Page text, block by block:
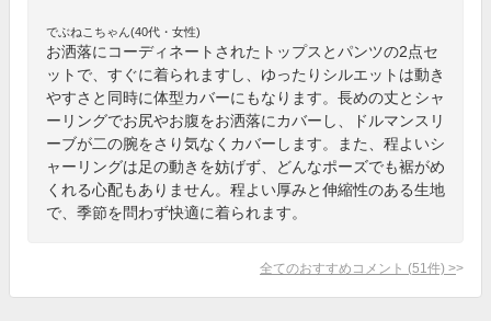
でぶねこちゃん(40代・女性)
お洒落にコーディネートされたトップスとパンツの2点セ
ットで、すぐに着られますし、ゆったりシルエットは動き
やすさと同時に体型カバーにもなります。長めの丈とシャ
ーリングでお尻やお腹をお洒落にカバーし、ドルマンスリ
ーブが二の腕をさり気なくカバーします。また、程よいシ
ャーリングは足の動きを妨げず、どんなポーズでも裾がめ
くれる心配もありません。程よい厚みと伸縮性のある生地
で、季節を問わず快適に着られます。
全てのおすすめコメント (51 件) >